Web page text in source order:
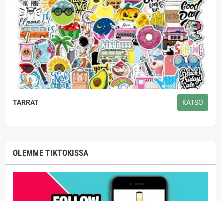
TARRAT KATSO
OLEMME TIKTOKISSA